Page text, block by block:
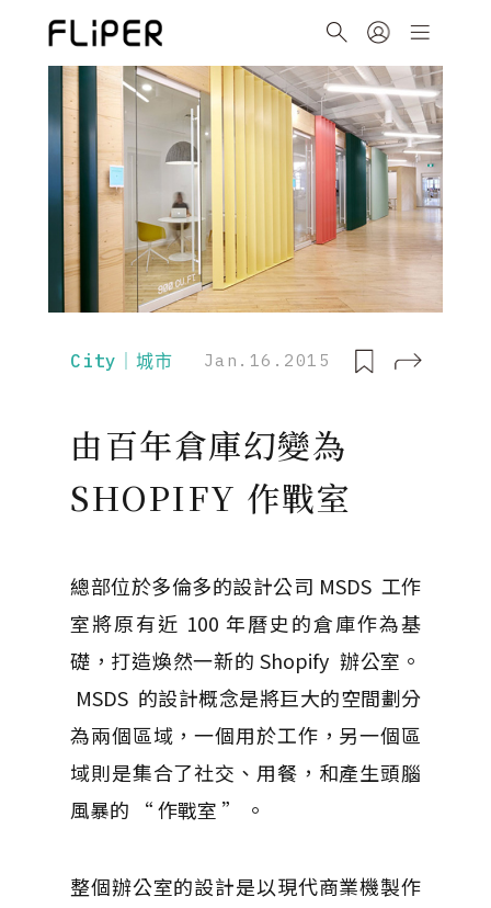
City｜城市 Jan.16.2015
由百年倉庫幻變為
SHOPIFY 作戰室
總部位於多倫多的設計公司 MSDS 工作
室將原有近 100 年曆史的倉庫作為基
礎，打造煥然一新的 Shopify 辦公室。
MSDS 的設計概念是將巨大的空間劃分
為兩個區域，一個用於工作，另一個區
域則是集合了社交、用餐，和產生頭腦
風暴的 “ 作戰室 ” 。
整個辦公室的設計是以現代商業機製作